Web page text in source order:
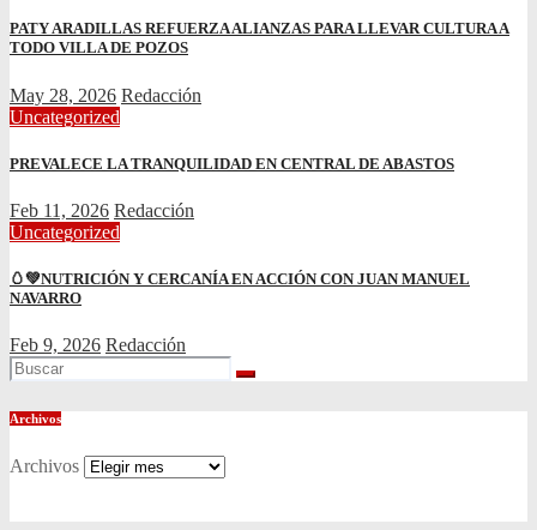
PATY ARADILLAS REFUERZA ALIANZAS PARA LLEVAR CULTURA A
TODO VILLA DE POZOS
May 28, 2026 Redacción
Uncategorized
PREVALECE LA TRANQUILIDAD EN CENTRAL DE ABASTOS
Feb 11, 2026 Redacción
Uncategorized
🥚💚NUTRICIÓN Y CERCANÍA EN ACCIÓN CON JUAN MANUEL
NAVARRO
Feb 9, 2026 Redacción
Archivos
Archivos